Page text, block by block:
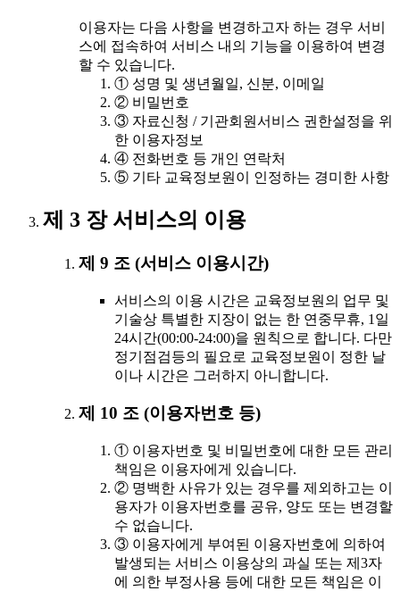
이용자는 다음 사항을 변경하고자 하는 경우 서비
스에 접속하여 서비스 내의 기능을 이용하여 변경
할 수 있습니다.
① 성명 및 생년월일, 신분, 이메일
② 비밀번호
③ 자료신청 / 기관회원서비스 권한설정을 위
한 이용자정보
④ 전화번호 등 개인 연락처
⑤ 기타 교육정보원이 인정하는 경미한 사항
제 3 장 서비스의 이용
제 9 조 (서비스 이용시간)
서비스의 이용 시간은 교육정보원의 업무 및
기술상 특별한 지장이 없는 한 연중무휴, 1일
24시간(00:00-24:00)을 원칙으로 합니다. 다만
정기점검등의 필요로 교육정보원이 정한 날
이나 시간은 그러하지 아니합니다.
제 10 조 (이용자번호 등)
① 이용자번호 및 비밀번호에 대한 모든 관리
책임은 이용자에게 있습니다.
② 명백한 사유가 있는 경우를 제외하고는 이
용자가 이용자번호를 공유, 양도 또는 변경할
수 없습니다.
③ 이용자에게 부여된 이용자번호에 의하여
발생되는 서비스 이용상의 과실 또는 제3자
에 의한 부정사용 등에 대한 모든 책임은 이